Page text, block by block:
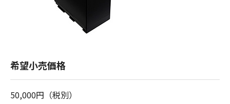
希望小売価格
50,000円（税別）